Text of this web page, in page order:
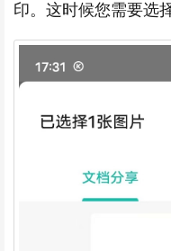
印。这时候您需要选